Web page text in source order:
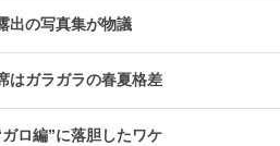
出の写真集が物議
はガラガラの春夏格差
ガロ編”に落胆したワケ